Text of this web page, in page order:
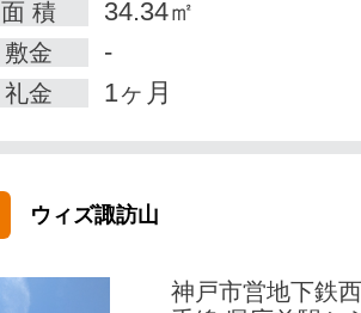
面 積 34.34㎡
敷金 -
礼金 1ヶ月
ウィズ諏訪山
神戸市営地下鉄